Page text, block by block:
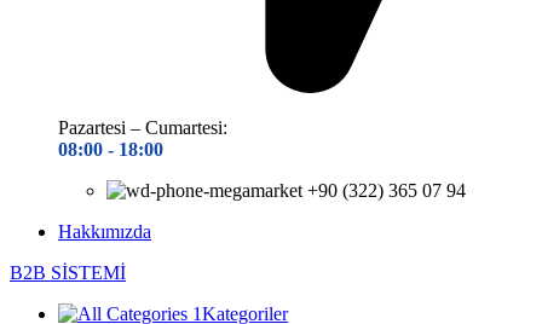
Pazartesi – Cumartesi:
08:00 - 18:00
+90 (322) 365 07 94
Hakkımızda
B2B SİSTEMİ
Kategoriler